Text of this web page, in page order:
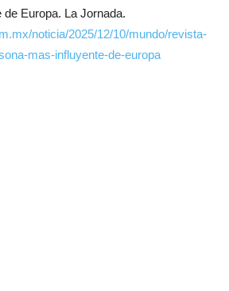
Europa. La Jornada.
noticia/2025/12/10/mundo/revista-
mas-influyente-de-europa